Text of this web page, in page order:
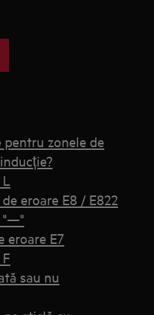
zonele de
L
eroare E8 / E822
"—"
eroare E7
sau nu